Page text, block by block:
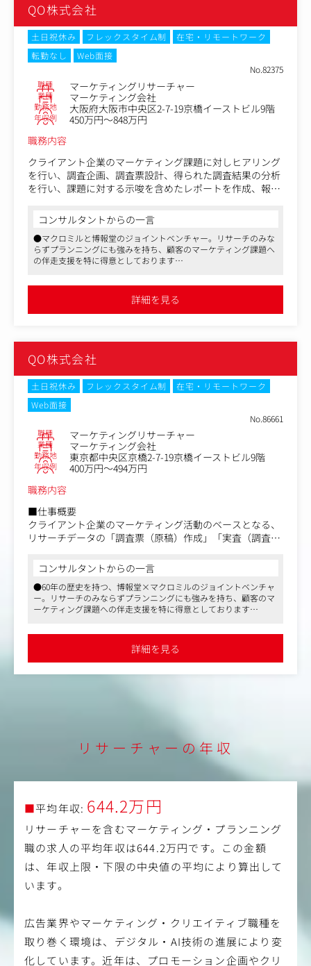
プットを提案する
・ヒアリング情報や社外の2次データだけでなく、当社内
で保有する業界およびカテゴリーデータや、消費者データ
を活用し、仮説をクライアントと協議しながら、企画を検
討する
・検証課題を明確にした上で、様々なデータソースおよび
調査手法の中から、最適な実施方法を選定するほか、調査
設計などの具体的な調査仕様や、必要なアウトプットの設
計まで対応する
よびリサーチャー実務担当者と連携し、クライアントの期
待値をコントロールしながら、戦略部分の最終アウトプッ
トの作成までを担当する
など
QO株式会社
土日祝休み フレックスタイム制
在宅・リモートワーク
転勤なし
Web面接
No.82375
職種 マーケティングリサーチャー
業種 マーケティング会社
勤務地 大阪府大阪市中央区2-7-19京橋イーストビル9階
年収例
450万円～848万円
職務内容
クライアント企業のマーケティング課題に対しヒアリング
を行い、調査企画、調査票設計、得られた調査結果の分析
を行い、課題に対する示唆を含めたレポートを作成、報告
ます。
近年では、リサーチ領域にとどまらず、お客様のご要望に
合わせて、調査結果を基にしたプランニングのサポート領
域まで担うケースもございます。
・クライアントへの調査ニーズのヒアリング
・クライアントへのプレゼンテーション
など
コンサルタントからの一言
●マクロミルと博報堂のジョイントベンチャー。リサーチのみな
らずプランニングにも強みを持ち、顧客のマーケティング課題へ
の伴走支援を特に得意としております
●リモート主体でコアタイムなしのフレックス、柔軟な働き方が
可能です
詳細を見る
QO株式会社
土日祝休み フレックスタイム制
在宅・リモートワーク
Web面接
No.86661
職種 マーケティングリサーチャー
業種 マーケティング会社
勤務地 東京都中央区京橋2-7-19京橋イーストビル9階
年収例
400万円～494万円
職務内容
■仕事概要
クライアント企業のマーケティング活動のベースとなる、
リサーチデータの「調査票（原稿）作成」「実査（調査実
特化してご担当いただきます。
■具体的な業務イメージ
・クライアントからの調査ニーズ・仕様の確認
・調査票作成・実査ディレクション（スケジュールや工程
・データの回収、集計・分析
・クライアントへの報告書作成
小売り・広告代理店・金融・通信業界・食品/飲料/日用品/
※今までのご経験と志向に応じて担当クライアントを決定
コンサルタントからの一言
●60年の歴史を持つ、博報堂×マクロミルのジョイントベンチャ
ー。リサーチのみならずプランニングにも強みを持ち、顧客のマ
ーケティング課題への伴走支援を特に得意としております
●リモート主体でコアタイムなしのフレックス、柔軟な働き方が
可能です
詳細を見る
リサーチャーの年収
■平均年収: 644.2万円
リサーチャーを含むマーケティング・プランニング
職の求人の平均年収は644.2万円です。この金額
は、年収上限・下限の中央値の平均により算出して
います。
広告業界やマーケティング・クリエイティブ職種を
取り巻く環境は、デジタル・AI技術の進展により変
化しています。近年は、プロモーション企画やクリ